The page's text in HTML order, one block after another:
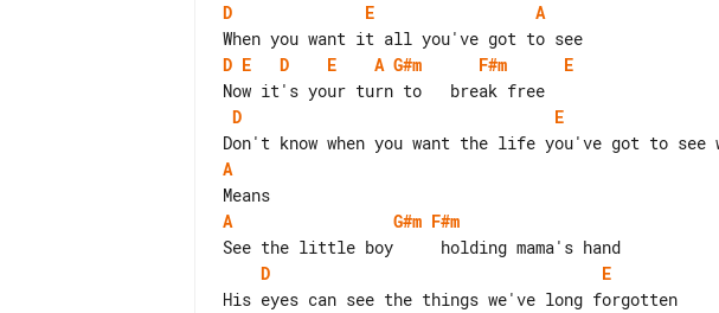
D
E
A
D E D E A G#m F#m
E
D
E
A
A
G#m F#m
D
E